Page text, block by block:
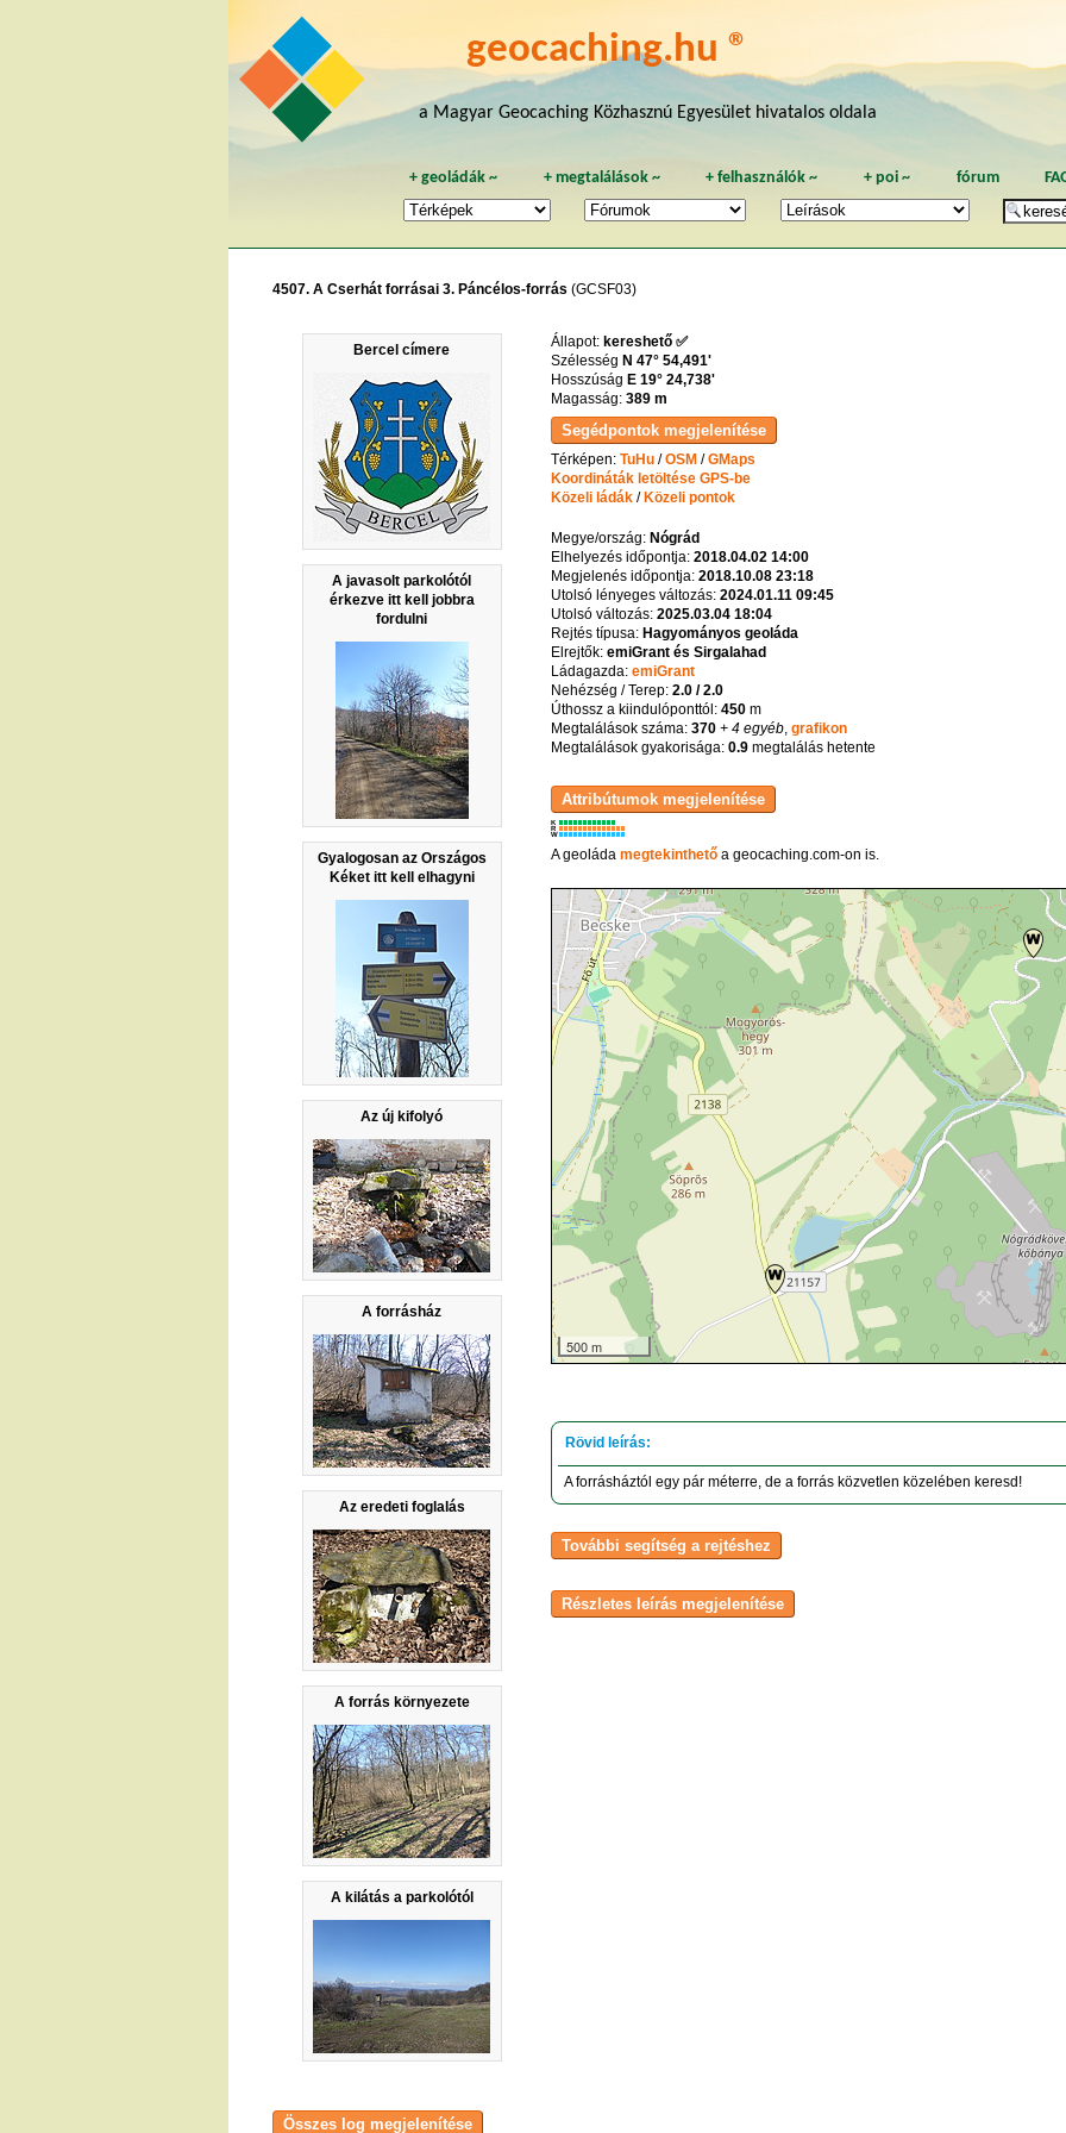
geocaching.hu ®
a Magyar Geocaching Közhasznú Egyesület hivatalos oldala
+geoládák ~ + megtalálások~ +felhasználók ~ + poi~ fórum
4507. A Cserhát forrásai 3. Páncélos-forrás (GCSF03)
Bercel címere
A javasolt parkolótól
érkezve itt kell jobbra
fordulni
Gyalogosan az Országos
Kéket itt kell elhagyni
Az új kifolyó
A forrásház
Az eredeti foglalás
A forrás környezete
A kilátás a parkolótól
Állapot: kereshető ✅
Szélesség N 47° 54,491'
Hosszúság E 19° 24,738'
Magasság: 389 m
Térképen: TuHu/OSM /GMaps
Koordináták letöltése GPS-be
Közeli ládák/ Közeli pontok
Megye/ország: Nógrád
Elhelyezés időpontja: 2018.04.02 14:00
Megjelenés időpontja: 2018.10.08 23:18
Utolsó lényeges változás: 2024.01.11 09:45
Utolsó változás: 2025.03.04 18:04
Rejtés típusa: Hagyományos geoláda
Elrejtők: emiGrant és Sirgalahad
Ládagazda: emiGrant
Nehézség / Terep: 2.0 / 2.0
Úthossz a kiindulóponttól: 450m
Megtalálások száma: 370+ 4 egyéb, grafikon
Megtalálások gyakorisága: 0.9megtalálás hetente
K
R
W
A geoláda megtekinthetőa geocaching.com-on is.
500 m
A forrásháztól egy pár méterre, de a forrás közvetlen közelében keresd!